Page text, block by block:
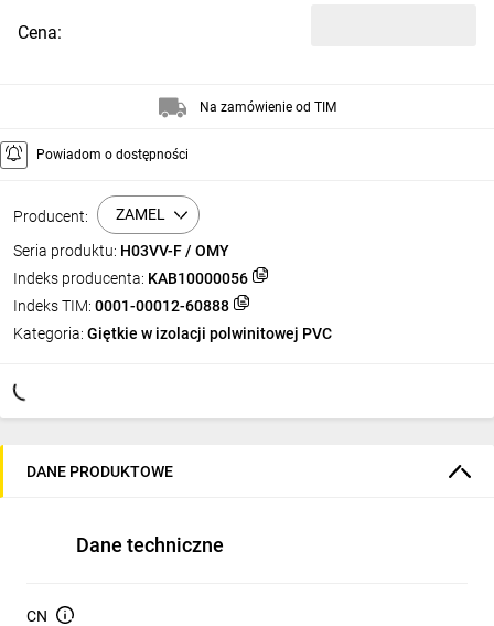
Producent: ZAMEL
Seria produktu: H03VV-F / OMY
Indeks producenta: KAB10000056
Indeks TIM: 0001-00012-60888
Kategoria: Giętkie w izolacji polwinitowej PVC
Cena:
Na zamówienie od TIM
Powiadom o dostępności
DANE PRODUKTOWE
Dane techniczne
CN